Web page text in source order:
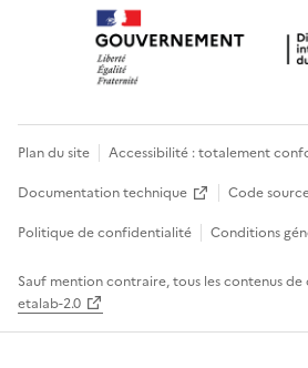
Plan du site Accessibilité : totalement
Documentation technique
Code
Politique de confidentialité
Conditions
Sauf mention contraire, tous les contenus de
etalab-2.0